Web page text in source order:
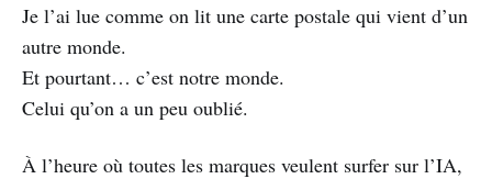
Je l’ai lue comme on lit une carte postale qui vient d’un
autre monde.
Et pourtant… c’est notre monde.
Celui qu’on a un peu oublié.
À l’heure où toutes les marques veulent surfer sur l’IA,